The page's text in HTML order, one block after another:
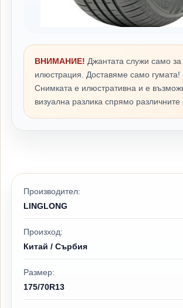
ВНИМАНИЕ! Джантата служи само за
илюстрация. Доставяме само гумата!
Снимката е илюстративна и е
визуална разлика спрямо различните
Производител:
LINGLONG
Произход:
Китай / Сърбия
Размер:
175/70R13